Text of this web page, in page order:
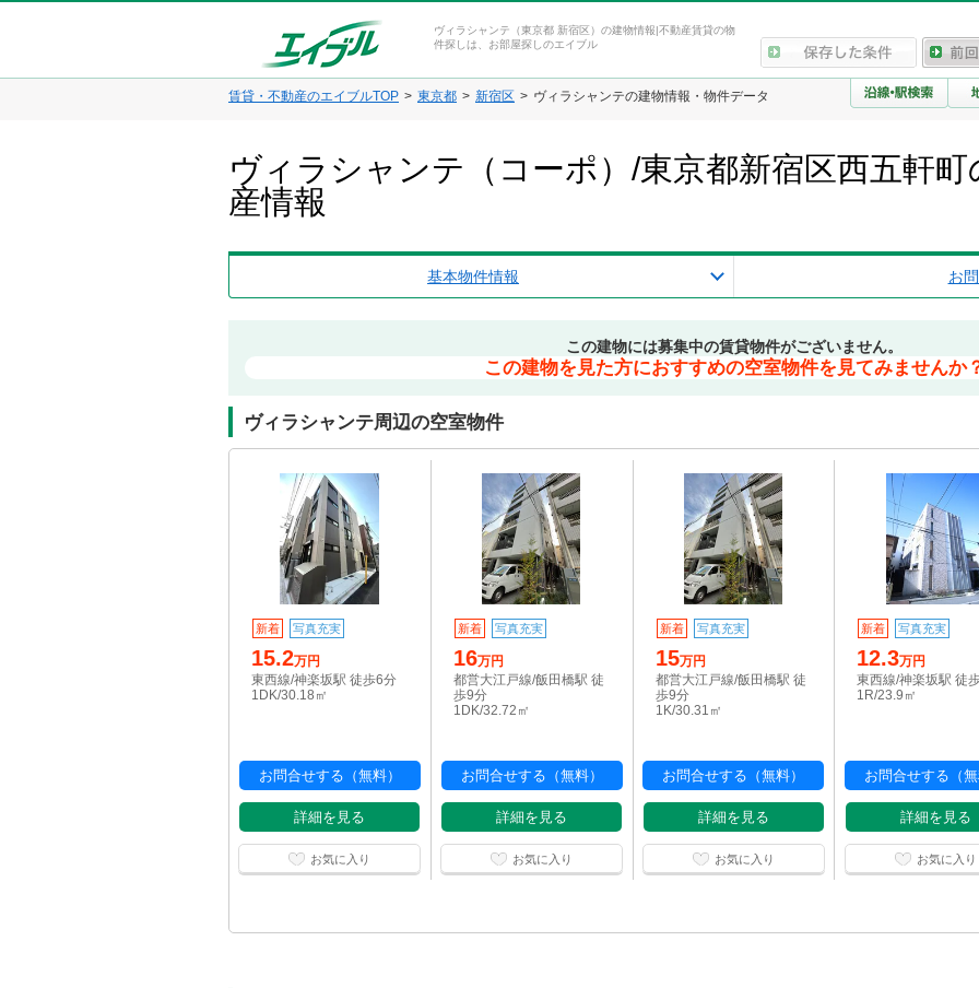
ヴィラシャンテ（東京都 新宿区）の建物情報|不動産賃貸の物
件探しは、お部屋探しのエイブル
賃貸・不動産のエイブルTOP 東京都 新宿区 ヴィラシャンテの建物情報・物件データ
ヴィラシャンテ（コーポ）/東京都新宿区西五軒町
産情報
基本物件情報 お
この建物には募集中の賃貸物件がございません。
この建物を見た方におすすめの空室物件を見てみませんか
ヴィラシャンテ周辺の空室物件
新着 写真充実
15.2万円
東西線/神楽坂駅 徒歩6分
1DK/30.18㎡
お問合せする（無料）
詳細を見る
お気に入り
新着 写真充実
16万円
都営大江戸線/飯田橋駅 徒
歩9分
1DK/32.72㎡
お問合せする（無料）
詳細を見る
お気に入り
新着 写真充実
15万円
都営大江戸線/飯田橋駅 徒
歩9分
1K/30.31㎡
お問合せする（無料）
詳細を見る
お気に入り
新着 写真充実
12.3万円
東西線/神楽坂駅 徒
1R/23.9㎡
お問合せする（無
詳細を見る
お気に入り